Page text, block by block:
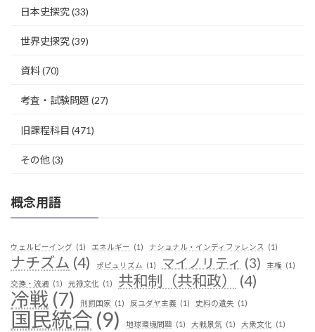
日本史探究(33)
世界史探究(39)
資料(70)
考査・試験問題 (27)
旧課程科目 (471)
その他(3)
概念用語
ウェルビーイング (1) エネルギー (1) ナショナル・インディファレンス (1)
ナチズム (4) ポピュリズム (1) マイノリティ (3) 主権 (1)
交換・流通 (1) 元禄文化 (1) 共和制（共和政） (4)
冷戦 (7) 刑罰国家 (1) 反ユダヤ主義 (1) 史料の遺失 (1)
国民統合 (9) 地球環境問題 (1) 大戦景気 (1) 大衆文化 (1)